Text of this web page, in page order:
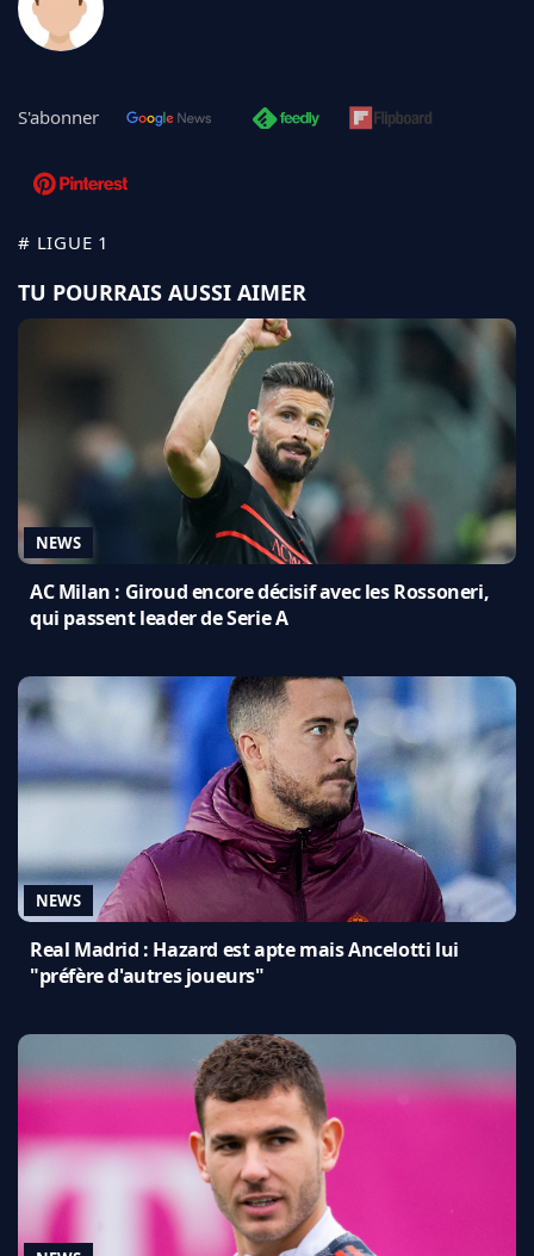
S'abonner
# LIGUE 1
TU POURRAIS AUSSI AIMER
NEWS
AC Milan : Giroud encore décisif avec les Rossoneri,
qui passent leader de Serie A
NEWS
Real Madrid : Hazard est apte mais Ancelotti lui
"préfère d'autres joueurs"